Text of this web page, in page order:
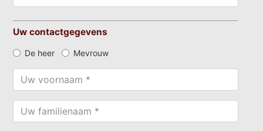
Uw contactgegevens
De heer Mevrouw